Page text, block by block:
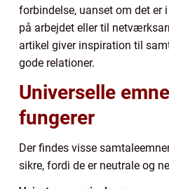
forbindelse, uanset om det
på arbejdet eller til
artikel giver inspiration til
gode relationer.
Universelle
fungerer
Der findes visse
sikre, fordi de er neutrale og